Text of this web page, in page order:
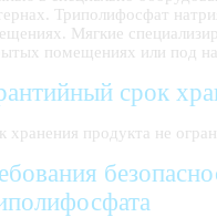
Триполифосфат
Мягкие
помещениях или под
срок
хранения продукта не